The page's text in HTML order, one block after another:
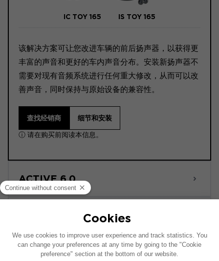
IC TOY 165 IS TOY 165
该解决方案可让您改进车辆的前后扬声器，以获得更
丰富的声音和更好的车内声音分布。安装新扬声器不
需要对现有音频系统进行任何重大修改，从而可以改
善声音，同时保持与原始设备的兼容性。
查找经销商 细节和安装
ⓘ 请在购买前阅读本信息。
ACTIVE 6.0
此安装示意图基于配有原厂音响系统的车辆绘制。如果